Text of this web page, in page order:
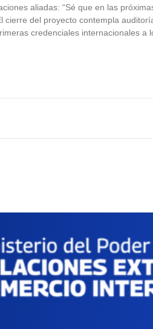
aliadas: “Sé que en las
cierre del proyecto contempla
credenciales internacionales a